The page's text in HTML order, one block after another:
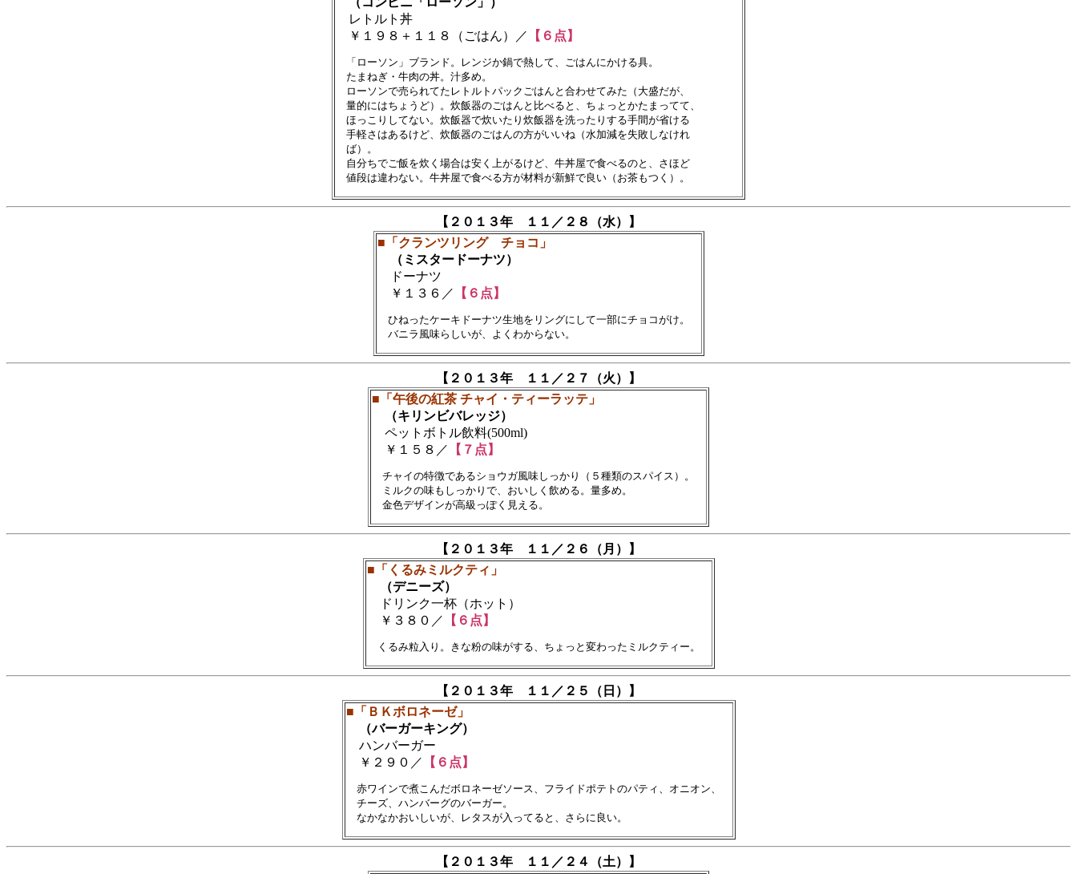
レトルト丼
￥１９８＋１１８（ごはん）／
【６点】
「ローソン」ブランド。レンジか鍋で熱して、ごはんにかける具。
たまねぎ・牛肉の丼。汁多め。
ローソンで売られてたレトルトパックごはんと合わせてみた（大盛だが、
量的にはちょうど）。炊飯器のごはんと比べると、ちょっとかたまってて、
ほっこりしてない。炊飯器で炊いたり炊飯器を洗ったりする手間が省ける
手軽さはあるけど、炊飯器のごはんの方がいいね（水加減を失敗しなけれ
ば）。
自分ちでご飯を炊く場合は安く上がるけど、牛丼屋で食べるのと、さほど
【２０１３年 １１／２８（水）】
■「クランツリング チョコ」
（ミスタードーナツ）
ドーナツ
￥１３６／ 【６点】
ひねったケーキドーナツ生地をリングにして一部にチョコがけ。
【２０１３年 １１／２７（火）】
■「午後の紅茶 チャイ・ティーラッテ」
（キリンビバレッジ）
ペットボトル飲料(500ml)
￥１５８／
【７点】
チャイの特徴であるショウガ風味しっかり（５種類のスパイス）。
ミルクの味もしっかりで、おいしく飲める。量多め。
【２０１３年 １１／２６（月）】
■「くるみミルクティ」
（デニーズ）
ドリンク一杯（ホット）
￥３８０／ 【６点】
【２０１３年 １１／２５（日）】
■「ＢＫボロネーゼ」
（バーガーキング）
ハンバーガー
￥２９０／ 【６点】
赤ワインで煮こんだボロネーゼソース、フライドポテトのパティ、オニオン、
チーズ、ハンバーグのバーガー。
【２０１３年 １１／２４（土）】